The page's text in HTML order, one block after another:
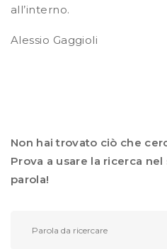
all’interno.
Alessio Gaggioli
Non hai trovato ciò che
Prova a usare la ricerca nel
parola!